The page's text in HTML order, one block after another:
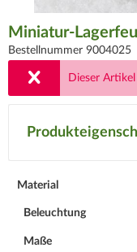
Miniatur-
Bestellnummer 9004025
Dieser
Material
Beleuchtung
Maße